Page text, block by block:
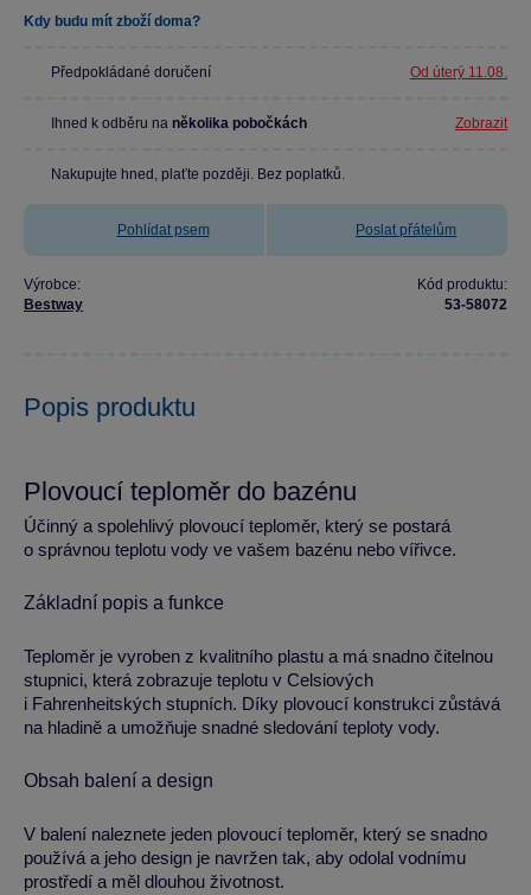
Kdy budu mít zboží doma?
Předpokládané doručení Od úterý 11.08.
Ihned k odběru na několika pobočkách Zobrazit
Nakupujte hned, plaťte později. Bez poplatků.
Pohlídat psem Poslat přátelům
Výrobce:
Bestway
Kód produktu:
53-58072
Popis produktu
Plovoucí teploměr do bazénu
Účinný a spolehlivý plovoucí teploměr, který se postará
o správnou teplotu vody ve vašem bazénu nebo vířivce.
Základní popis a funkce
Teploměr je vyroben z kvalitního plastu a má snadno čitelnou
stupnici, která zobrazuje teplotu v Celsiových
i Fahrenheitských stupních. Díky plovoucí konstrukci zůstává
na hladině a umožňuje snadné sledování teploty vody.
Obsah balení a design
V balení naleznete jeden plovoucí teploměr, který se snadno
používá a jeho design je navržen tak, aby odolal vodnímu
prostředí a měl dlouhou životnost.